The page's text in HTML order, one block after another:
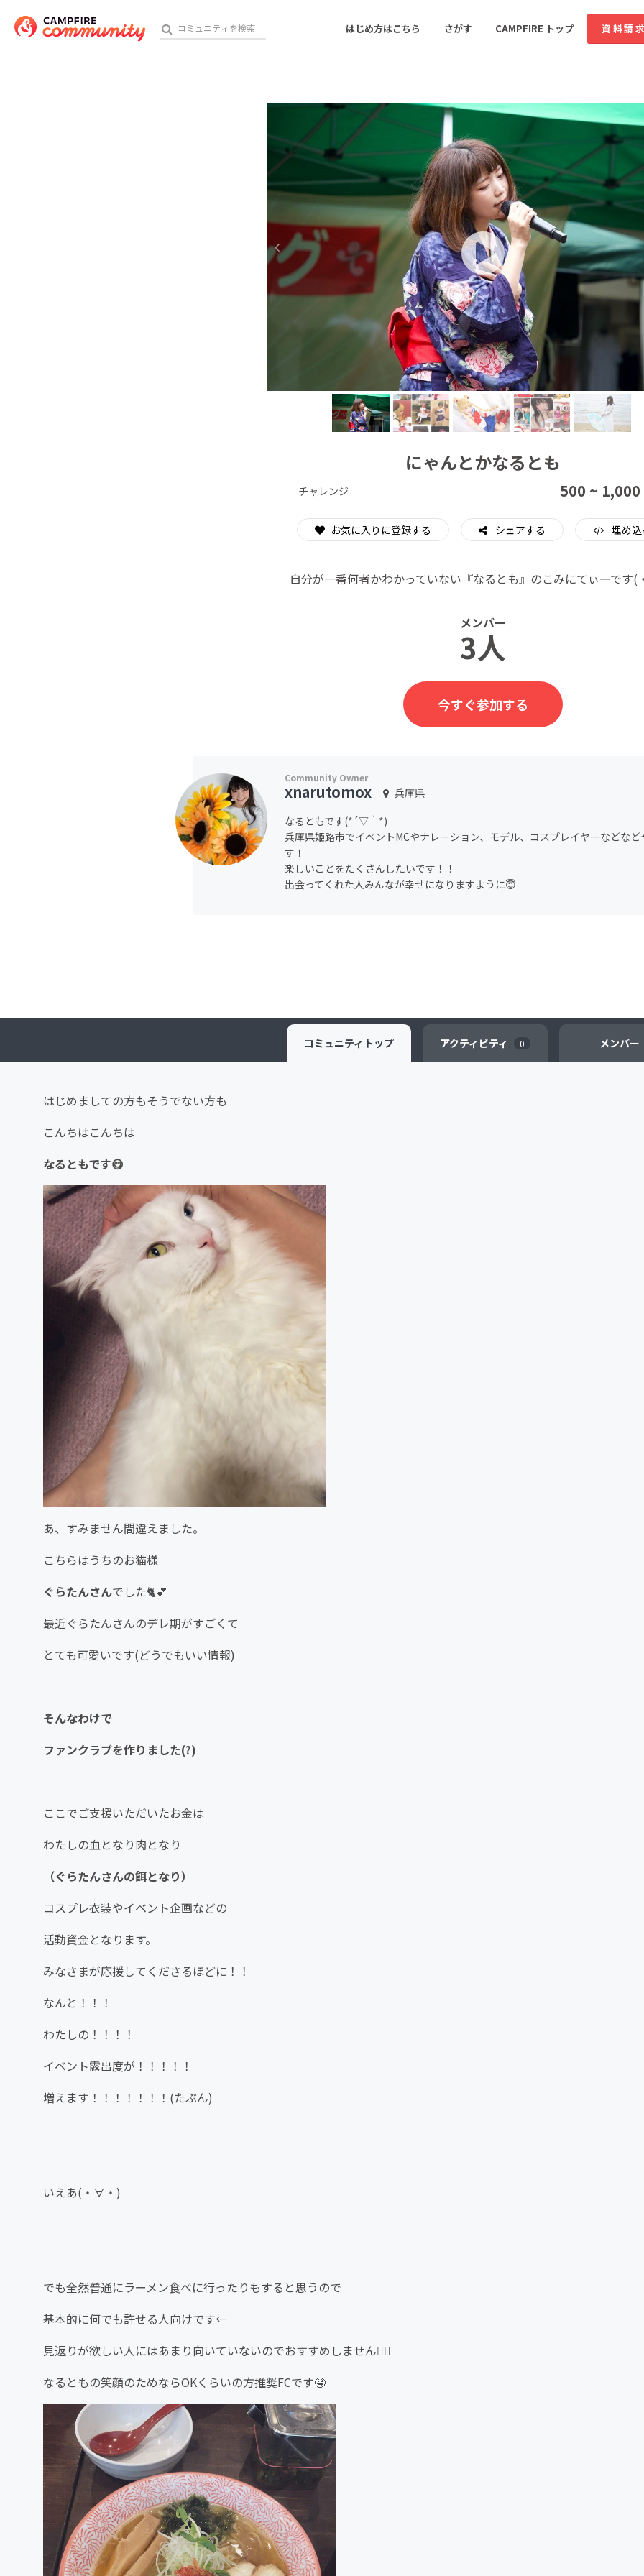
はじめ方はこちら さがす CAMPFIRE トップ 資料請求
おすすめのコミュニティ 人気のコミュニティ 新着のコミ
音楽 舞台・パフォーマンス
ゲーム・サービス開発 フード・飲食店
書籍・雑誌出版 アニメ・漫画
ソーシャルグッド ビューティー・ヘルス
CAMPFIRE for Social Good CAMPFIRE Creation
にゃんとかなるとも
チャレンジ 500 ~ 1,000
お気に入りに登録する シェアする 埋め込
自分が一番何者かわかっていない『なるとも』のこみにてぃーです
メンバー
3人
今すぐ参加する
xnarutomox
兵庫県
なるともです(*´▽｀*)
兵庫県姫路市でイベントMCやナレーション、モデル、コスプレイヤーなどな
す！
楽しいことをたくさんしたいです！！
出会ってくれた人みんなが幸せになりますように😇
コミュニティ トップ アクティビティ 0 メンバー
はじめましての方もそうでない方も
こんちはこんちは
なるともです😋
あ、すみません間違えました。
こちらはうちのお猫様
ぐらたんさんでした🐈💕
最近ぐらたんさんのデレ期がすごくて
とても可愛いです(どうでもいい情報)
そんなわけで
ファンクラブを作りました(?)
ここでご支援いただいたお金は
わたしの血となり肉となり
（ぐらたんさんの餌となり）
コスプレ衣装やイベント企画などの
活動資金となります。
みなさまが応援してくださるほどに！！
なんと！！！
わたしの！！！！
イベント露出度が！！！！！
増えます！！！！！！！(たぶん)
いえあ(・∀・)
でも全然普通にラーメン食べに行ったりもすると思うので
基本的に何でも許せる人向けです←
見返りが欲しい人にはあまり向いていないのでおすすめしません🙅‍♀️
なるともの笑顔のためならOKくらいの方推奨FCです🤤